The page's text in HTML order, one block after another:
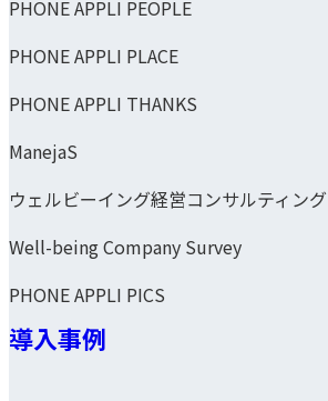
PHONE APPLI PEOPLE
PHONE APPLI PLACE
PHONE APPLI THANKS
ManejaS
ウェルビーイング経営コンサルティング
Well-being Company Survey
PHONE APPLI PICS
導入事例